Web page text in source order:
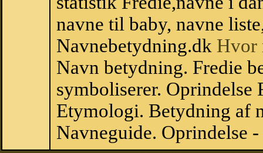
navne til baby, navne
Navnebetydning.dk Hvor
Navn betydning. Fredie
symboliserer. Oprindelse
Etymologi. Betydning af
Navneguide. Oprindelse